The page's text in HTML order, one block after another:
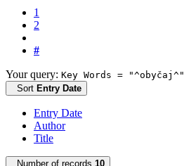
1
2
#
Your query: Key Words = "^obyčaj^"
Sort Entry Date
Entry Date
Author
Title
Number of records 10